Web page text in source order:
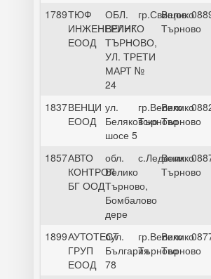
1789ТЮФ
ИНЖЕНЕРИНГ
ЕООД
ОБЛ.
ВЕЛИКО
ТЪРНОВО,
УЛ. ТРЕТИ
МАРТ №
24
гр.Свищов
Велико
Търново
1837ВЕНЦИ
ЕООД
ул.
Беляковско
шосе 5
гр.Велико
Търново
Велико
Търново
1857АВТО
КОНТРОЛ
БГ ООД
обл.
Велико
Търново,
Бомбалово
дере
с.Леденик
Велико
Търново
1899АУТОТЕСТ
ГРУП
ЕООД
бул.
България
78
гр.Велико
Търново
Велико
Търново